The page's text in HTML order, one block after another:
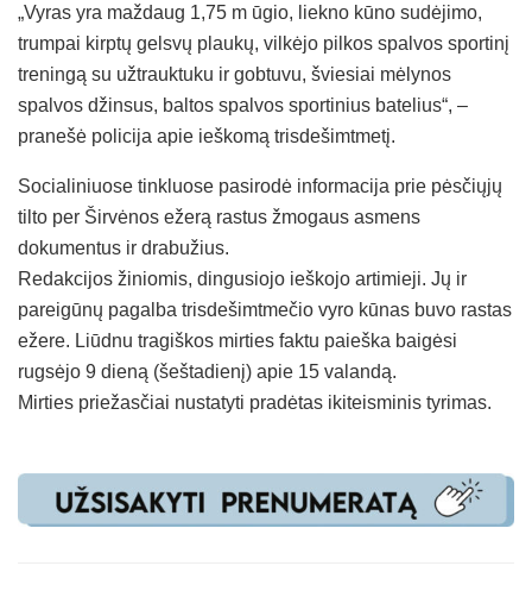
„Vyras yra maždaug 1,75 m ūgio, liekno kūno sudėjimo,
trumpai kirptų gelsvų plaukų, vilkėjo pilkos spalvos sportinį
treningą su užtrauktuku ir gobtuvu, šviesiai mėlynos
spalvos džinsus, baltos spalvos sportinius batelius“, –
pranešė policija apie ieškomą trisdešimtmetį.
Socialiniuose tinkluose pasirodė informacija prie pėsčiųjų
tilto per Širvėnos ežerą rastus žmogaus asmens
dokumentus ir drabužius.
Redakcijos žiniomis, dingusiojo ieškojo artimieji. Jų ir
pareigūnų pagalba trisdešimtmečio vyro kūnas buvo rastas
ežere. Liūdnu tragiškos mirties faktu paieška baigėsi
rugsėjo 9 dieną (šeštadienį) apie 15 valandą.
Mirties priežasčiai nustatyti pradėtas ikiteisminis tyrimas.